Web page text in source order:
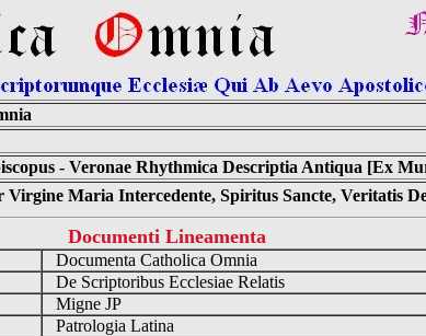
- Veronae Rhythmica Descriptia Antiqua [Ex
Maria Intercedente, Spiritus Sancte, Veritatis
Documenti Lineamenta
Documenta Catholica Omnia
De Scriptoribus Ecclesiae Relatis
Migne JP
Patrologia Latina